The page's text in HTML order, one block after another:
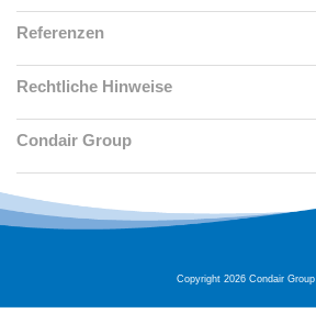
Referenzen
Rechtliche Hinweise
Condair Group
Copyright 2026 Condair Group